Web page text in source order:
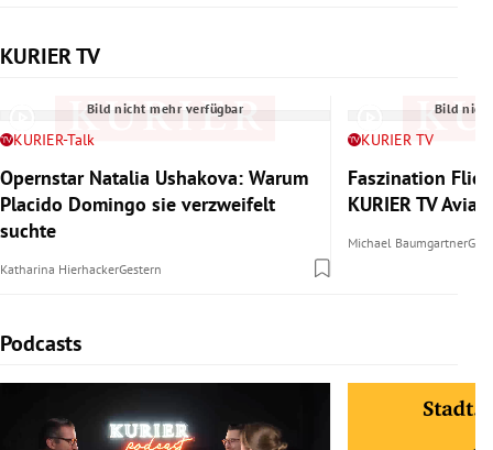
KURIER TV
Slide 1 von 6
Bild nicht mehr verfügbar
KURIER-Talk
Opernstar Natalia Ushakova: Warum
Placido Domingo sie verzweifelt
suchte
Katharina HierhackerGestern
Bild
KURIER TV
Faszination
KURIER TV
Michael Baumgartner
Podcasts
Slide 1 von 6